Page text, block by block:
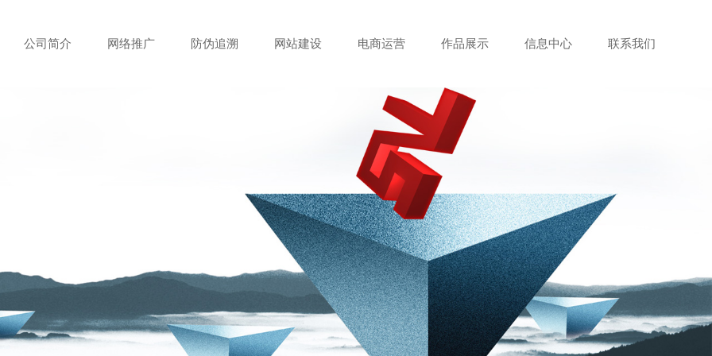
公司简介 网络推广 防伪追溯 网站建设 电商运营 作品展示 信息中心 联系我们